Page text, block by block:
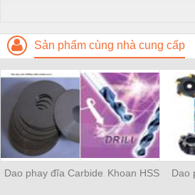
Sản phẩm cùng nhà cung cấp
Dao phay đĩa Carbide Khoan HSS Dao